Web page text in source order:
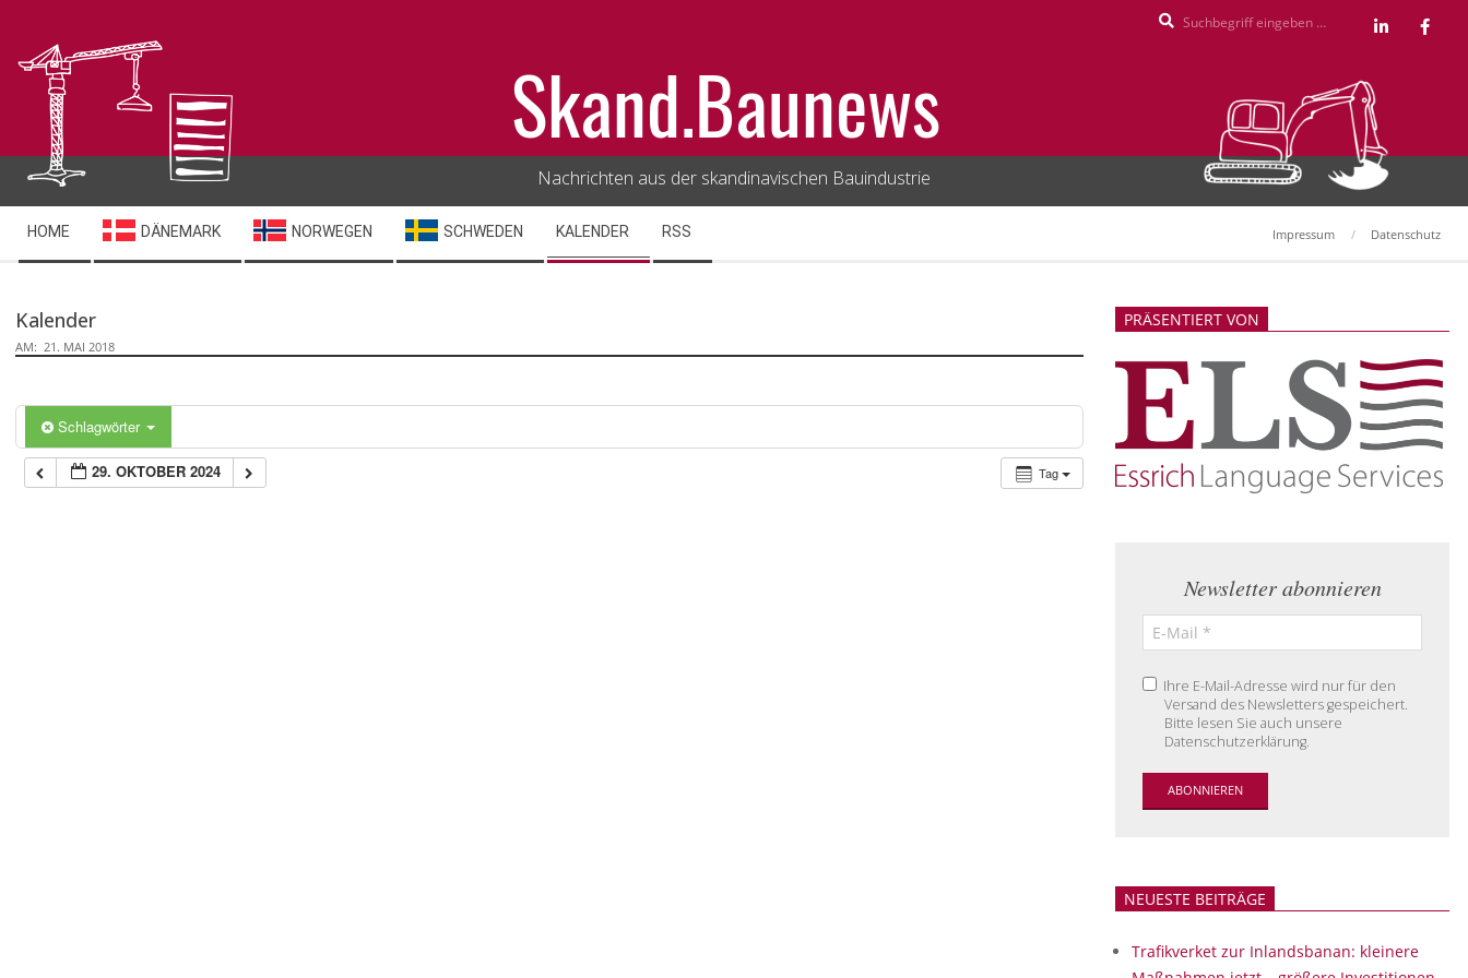
content
Skand.Baunews
Nachrichten aus der skandinavischen Bauindustrie
Navigation
Menu
HOME DÄNEMARK NORWEGEN SCHWEDEN KALENDER RSS Impressum Datenschutz
Kalender
AM: 21. MAI 2018
Schlagwörter
Tag
29. OKTOBER 2024
PRÄSENTIERT VON
Newsletter abonnieren
Ihre E-Mail-Adresse wird nur für den
Versand des Newsletters gespeichert.
Bitte lesen Sie auch unsere
Datenschutzerklärung.
NEUESTE BEITRÄGE
Trafikverket zur Inlandsbanan: kleinere